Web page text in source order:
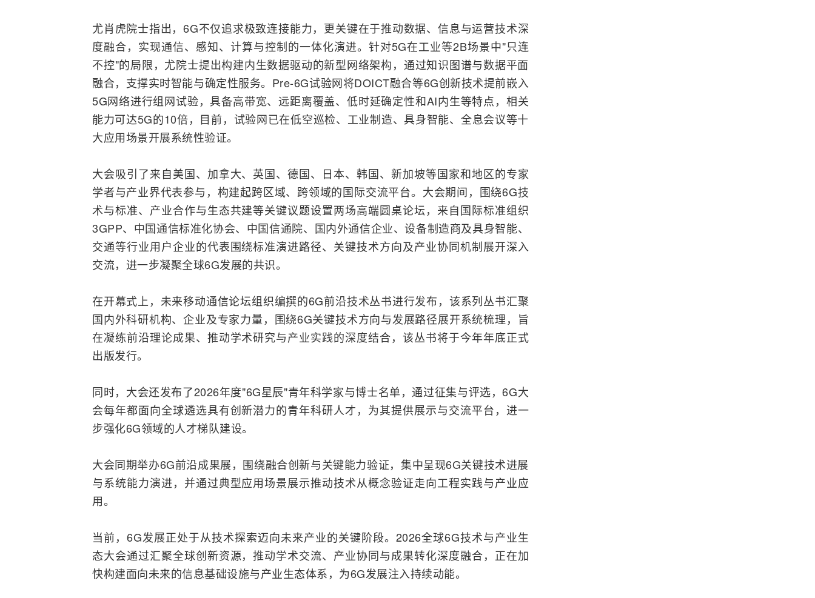
尤肖虎院士指出，6G不仅追求极致连接能力，更关键在于推动数据、信息与运营技术深
度融合，实现通信、感知、计算与控制的一体化演进。针对5G在工业等2B场景中"只连
不控"的局限，尤院士提出构建内生数据驱动的新型网络架构，通过知识图谱与数据平面
融合，支撑实时智能与确定性服务。Pre-6G试验网将DOICT融合等6G创新技术提前嵌入
5G网络进行组网试验，具备高带宽、远距离覆盖、低时延确定性和AI内生等特点，相关
能力可达5G的10倍，目前，试验网已在低空巡检、工业制造、具身智能、全息会议等十
大应用场景开展系统性验证。
大会吸引了来自美国、加拿大、英国、德国、日本、韩国、新加坡等国家和地区的专家
学者与产业界代表参与，构建起跨区域、跨领域的国际交流平台。大会期间，围绕6G技
术与标准、产业合作与生态共建等关键议题设置两场高端圆桌论坛，来自国际标准组织
3GPP、中国通信标准化协会、中国信通院、国内外通信企业、设备制造商及具身智能、
交通等行业用户企业的代表围绕标准演进路径、关键技术方向及产业协同机制展开深入
交流，进一步凝聚全球6G发展的共识。
在开幕式上，未来移动通信论坛组织编撰的6G前沿技术丛书进行发布，该系列丛书汇聚
国内外科研机构、企业及专家力量，围绕6G关键技术方向与发展路径展开系统梳理，旨
在凝练前沿理论成果、推动学术研究与产业实践的深度结合，该丛书将于今年年底正式
出版发行。
同时，大会还发布了2026年度"6G星辰"青年科学家与博士名单，通过征集与评选，6G大
会每年都面向全球遴选具有创新潜力的青年科研人才，为其提供展示与交流平台，进一
步强化6G领域的人才梯队建设。
大会同期举办6G前沿成果展，围绕融合创新与关键能力验证，集中呈现6G关键技术进展
与系统能力演进，并通过典型应用场景展示推动技术从概念验证走向工程实践与产业应
用。
当前，6G发展正处于从技术探索迈向未来产业的关键阶段。2026全球6G技术与产业生
态大会通过汇聚全球创新资源，推动学术交流、产业协同与成果转化深度融合，正在加
快构建面向未来的信息基础设施与产业生态体系，为6G发展注入持续动能。